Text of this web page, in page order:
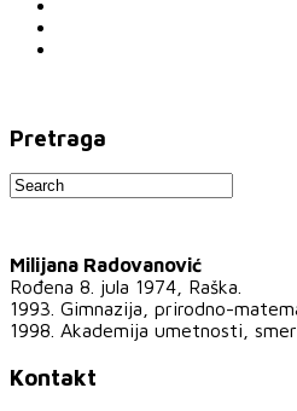
Pretraga
Milijana Radovanović
Rođena 8. jula 1974, Raška.
1993. Gimnazija, prirodno-
1998. Akademija umetnosti,
Kontakt